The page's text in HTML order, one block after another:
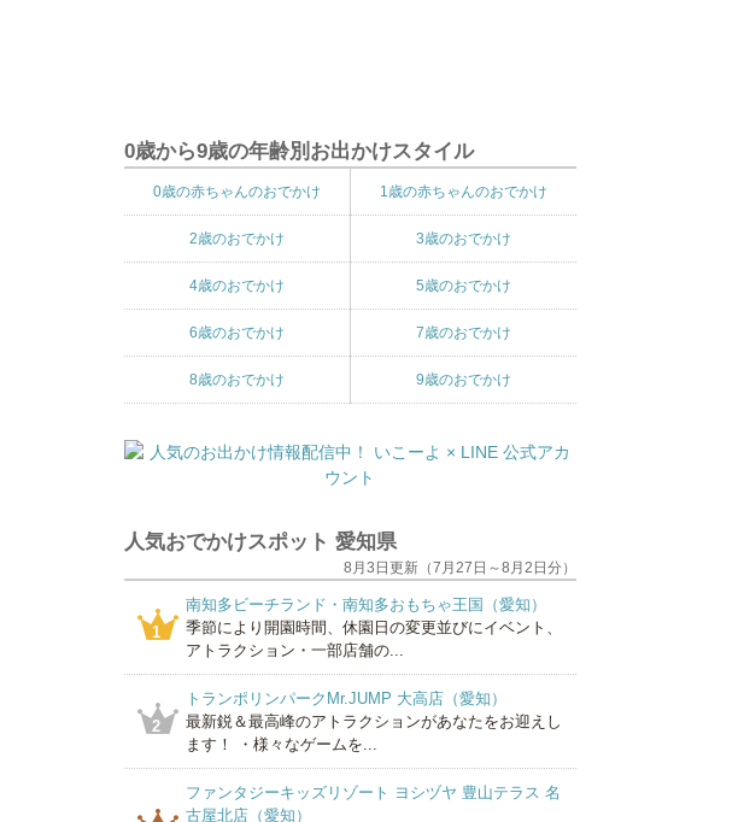
0歳から9歳の年齢別お出かけスタイル
0歳の赤ちゃんのおでかけ 1歳の赤ちゃんのおでかけ
2歳のおでかけ 3歳のおでかけ
4歳のおでかけ 5歳のおでかけ
6歳のおでかけ 7歳のおでかけ
8歳のおでかけ 9歳のおでかけ
人気おでかけスポット 愛知県
8月3日更新（7月27日～8月2日分）
1
南知多ビーチランド・南知多おもちゃ王国（愛知）
季節により開園時間、休園日の変更並びにイベント、
アトラクション・一部店舗の...
2
トランポリンパークMr.JUMP 大高店（愛知）
最新鋭＆最高峰のアトラクションがあなたをお迎えし
ます！ ・様々なゲームを...
ファンタジーキッズリゾート ヨシヅヤ 豊山テラス 名
古屋北店（愛知）